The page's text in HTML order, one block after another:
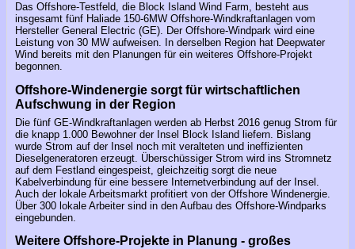
Das Offshore-Testfeld, die Block Island Wind Farm, besteht aus
insgesamt fünf Haliade 150-6MW Offshore-Windkraftanlagen vom
Hersteller General Electric (GE). Der Offshore-Windpark wird eine
Leistung von 30 MW aufweisen. In derselben Region hat Deepwater
Wind bereits mit den Planungen für ein weiteres Offshore-Projekt
begonnen.
Offshore-Windenergie sorgt für wirtschaftlichen
Aufschwung in der Region
Die fünf GE-Windkraftanlagen werden ab Herbst 2016 genug Strom für
die knapp 1.000 Bewohner der Insel Block Island liefern. Bislang
wurde Strom auf der Insel noch mit veralteten und ineffizienten
Dieselgeneratoren erzeugt. Überschüssiger Strom wird ins Stromnetz
auf dem Festland eingespeist, gleichzeitig sorgt die neue
Kabelverbindung für eine bessere Internetverbindung auf der Insel.
Auch der lokale Arbeitsmarkt profitiert von der Offshore Windenergie.
Über 300 lokale Arbeiter sind in den Aufbau des Offshore-Windparks
eingebunden.
Weitere Offshore-Projekte in Planung - großes